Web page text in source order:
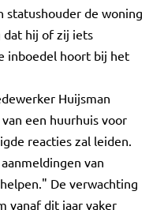
statushouder de woning
dat hij of zij iets
inboedel hoort bij het
Huijsman
een huurhuis voor
reacties zal leiden.
van
De verwachting
vanaf dit jaar vaker